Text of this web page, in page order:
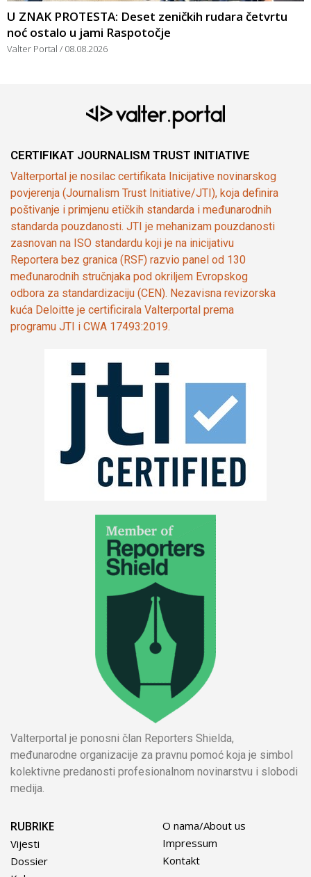
U ZNAK PROTESTA: Deset zeničkih rudara četvrtu
noć ostalo u jami Raspotočje
Valter Portal 08.08.2026
CERTIFIKAT JOURNALISM TRUST INITIATIVE
Valterportal je nosilac certifikata Inicijative novinarskog
povjerenja (Journalism Trust Initiative/JTI), koja definira
poštivanje i primjenu etičkih standarda i međunarodnih
standarda pouzdanosti. JTI je mehanizam pouzdanosti
zasnovan na ISO standardu koji je na inicijativu
Reportera bez granica (RSF) razvio panel od 130
međunarodnih stručnjaka pod okriljem Evropskog
odbora za standardizaciju (CEN). Nezavisna revizorska
kuća Deloitte je certificirala Valterportal prema
programu JTI i CWA 17493:2019.
Valterportal je ponosni član Reporters Shielda,
međunarodne organizacije za pravnu pomoć koja je simbol
kolektivne predanosti profesionalnom novinarstvu i slobodi
medija.
RUBRIKE
Vijesti
Dossier
O nama/About us
Impressum
Kontakt